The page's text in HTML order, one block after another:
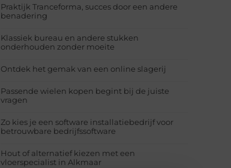
Praktijk Tranceforma, succes door een andere
benadering
Klassiek bureau en andere stukken
onderhouden zonder moeite
Ontdek het gemak van een online slagerij
Passende wielen kopen begint bij de juiste
vragen
Zo kies je een software installatiebedrijf voor
betrouwbare bedrijfssoftware
Hout of alternatief kiezen met een
vloerspecialist in Alkmaar